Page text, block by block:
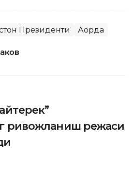
Президенти Ақорда
ривожланиш режаси